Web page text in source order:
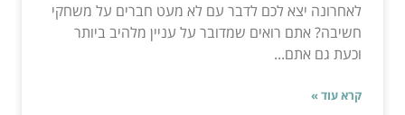
לאחרונה יצא לכם לדבר עם לא מעט חברים על משחקי
חשיבה? אתם רואים שמדובר על עניין מלהיב ביותר
וכעת גם אתם...
קרא עוד »